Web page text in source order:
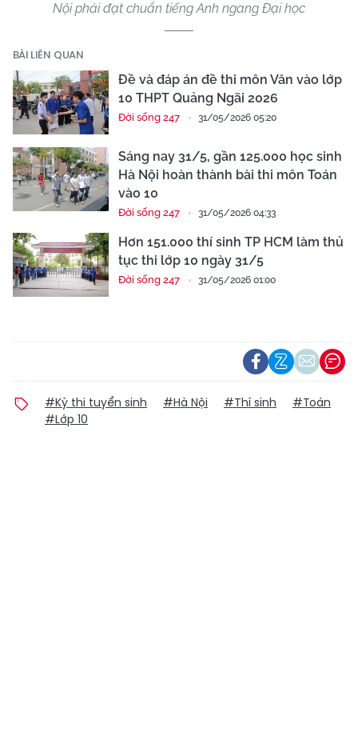
Nội phải đạt chuẩn tiếng Anh ngang Đại học
BÀI LIÊN QUAN
Đề và đáp án đề thi môn Văn vào lớp
10 THPT Quảng Ngãi 2026
Đời sống 247 31/05/2026 05:20
Sáng nay 31/5, gần 125.000 học sinh
Hà Nội hoàn thành bài thi môn Toán
vào 10
Đời sống 247 31/05/2026 04:33
Hơn 151.000 thí sinh TP HCM làm thủ
tục thi lớp 10 ngày 31/5
Đời sống 247 31/05/2026 01:00
#Kỳ thi tuyển sinh #Hà Nội #Thí sinh
#Toán
#Lớp 10